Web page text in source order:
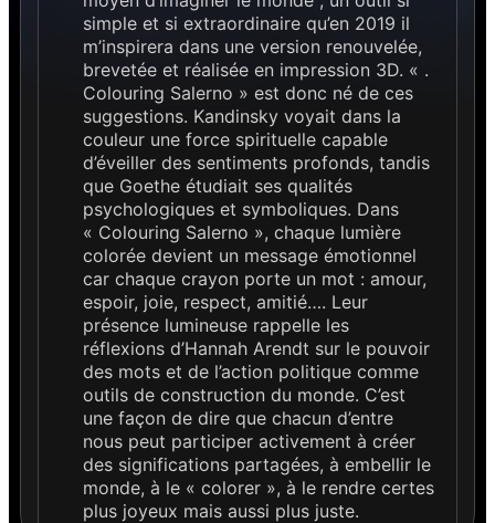
simple et si extraordinaire qu’en 2019 il
m’inspirera dans une version renouvelée,
brevetée et réalisée en impression 3D. « .
Colouring Salerno » est donc né de ces
suggestions. Kandinsky voyait dans la
couleur une force spirituelle capable
d’éveiller des sentiments profonds, tandis
que Goethe étudiait ses qualités
psychologiques et symboliques. Dans
« Colouring Salerno », chaque lumière
colorée devient un message émotionnel
car chaque crayon porte un mot : amour,
espoir, joie, respect, amitié…. Leur
présence lumineuse rappelle les
réflexions d’Hannah Arendt sur le pouvoir
des mots et de l’action politique comme
outils de construction du monde. C’est
une façon de dire que chacun d’entre
nous peut participer activement à créer
des significations partagées, à embellir le
monde, à le « colorer », à le rendre certes
plus joyeux mais aussi plus juste.